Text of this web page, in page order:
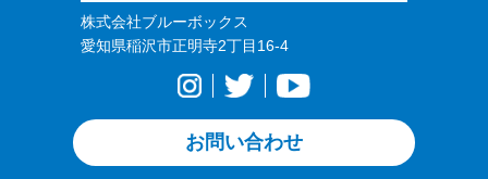
株式会社ブルーボックス
愛知県稲沢市正明寺2丁目16-4
お問い合わせ